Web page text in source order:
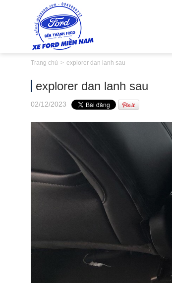
Trang chủ explorer dan lanh sau
explorer dan lanh sau
02/12/2023